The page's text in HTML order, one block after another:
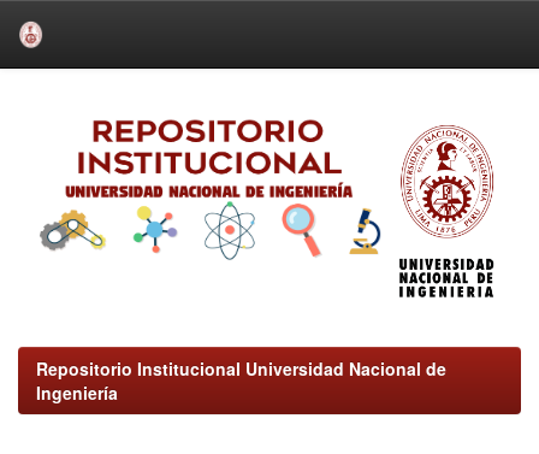
Repositorio Institucional Universidad Nacional de
Ingeniería